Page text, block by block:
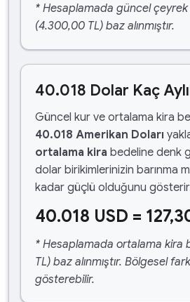
* Hesaplamada güncel çeyrek
(4.300,00 TL) baz alınmıştır.
40.018 Dolar Kaç
Güncel kur ve ortalama kira
40.018 Amerikan Doları
ortalama kira bedeline denk
dolar birikimlerinizin barınma
kadar güçlü olduğunu
40.018 USD =
* Hesaplamada ortalama kira
TL) baz alınmıştır. Bölgesel
gösterebilir.